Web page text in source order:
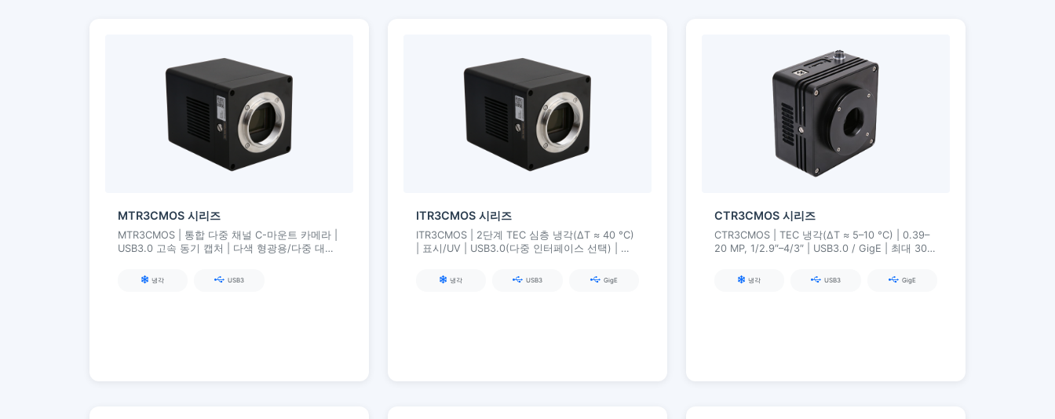
MTR3CMOS 시리즈
MTR3CMOS | 통합 다중 채널 C-마운트 카메라 |
USB3.0 고속 동기 캡처 | 다색 형광용/다중 대역
냉각 USB3
ITR3CMOS 시리즈
ITR3CMOS | 2단계 TEC 심층 냉각(ΔT ≈ 40 °C)
| 표시/UV | USB3.0(다중 인터페이스 선택) | 산
냉각 USB3 GigE
CTR3CMOS 시리즈
CTR3CMOS | TEC 냉각(ΔT ≈ 5–10 °C) | 0.39–
20 MP, 1/2.9″–4/3″ | USB3.0 / GigE | 최대 300
냉각 USB3 GigE